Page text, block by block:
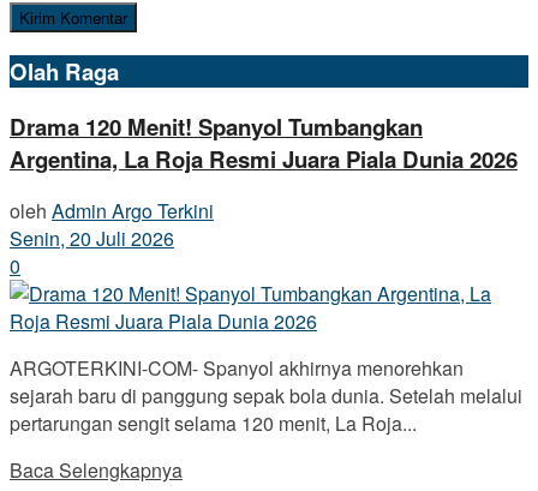
Olah Raga
Drama 120 Menit! Spanyol Tumbangkan
Argentina, La Roja Resmi Juara Piala Dunia 2026
oleh Admin Argo Terkini
Senin, 20 Juli 2026
0
ARGOTERKINI-COM- Spanyol akhirnya menorehkan
sejarah baru di panggung sepak bola dunia. Setelah melalui
pertarungan sengit selama 120 menit, La Roja...
Baca Selengkapnya